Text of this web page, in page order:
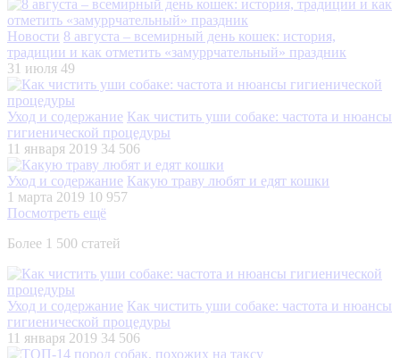
Новости 8 августа – всемирный день кошек: история,
традиции и как отметить «замуррчательный» праздник
31 июля 49
Уход и содержание Как чистить уши собаке: частота и нюансы
гигиенической процедуры
11 января 2019 34 506
Уход и содержание Какую траву любят и едят кошки
1 марта 2019 10 957
Посмотреть ещё
Более 1 500 статей
Уход и содержание Как чистить уши собаке: частота и нюансы
гигиенической процедуры
11 января 2019 34 506